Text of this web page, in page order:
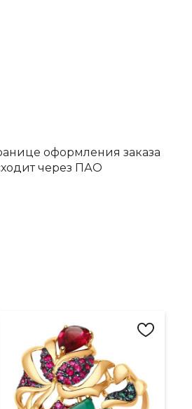
оформления заказа
через ПАО